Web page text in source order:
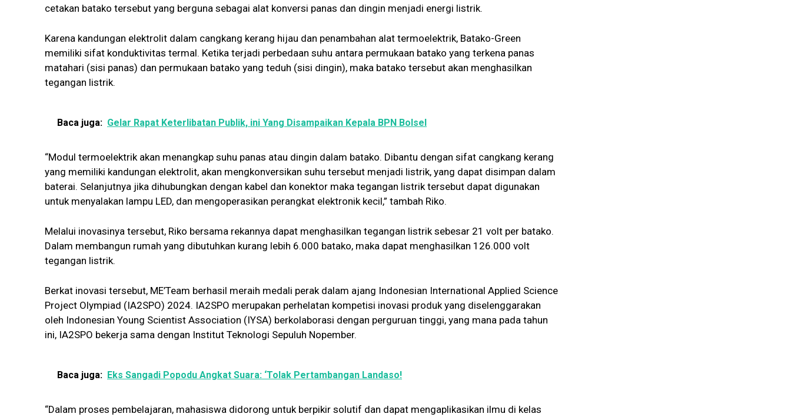
cetakan batako tersebut yang berguna sebagai alat konversi panas dan dingin menjadi energi listrik.
Karena kandungan elektrolit dalam cangkang kerang hijau dan penambahan alat termoelektrik, Batako-Green
memiliki sifat konduktivitas termal. Ketika terjadi perbedaan suhu antara permukaan batako yang terkena panas
matahari (sisi panas) dan permukaan batako yang teduh (sisi dingin), maka batako tersebut akan menghasilkan
tegangan listrik.
Baca juga: Gelar Rapat Keterlibatan Publik, ini Yang Disampaikan Kepala BPN Bolsel
“Modul termoelektrik akan menangkap suhu panas atau dingin dalam batako. Dibantu dengan sifat cangkang kerang
yang memiliki kandungan elektrolit, akan mengkonversikan suhu tersebut menjadi listrik, yang dapat disimpan dalam
baterai. Selanjutnya jika dihubungkan dengan kabel dan konektor maka tegangan listrik tersebut dapat digunakan
untuk menyalakan lampu LED, dan mengoperasikan perangkat elektronik kecil,” tambah Riko.
Melalui inovasinya tersebut, Riko bersama rekannya dapat menghasilkan tegangan listrik sebesar 21 volt per batako.
Dalam membangun rumah yang dibutuhkan kurang lebih 6.000 batako, maka dapat menghasilkan 126.000 volt
tegangan listrik.
Berkat inovasi tersebut, ME’Team berhasil meraih medali perak dalam ajang Indonesian International Applied Science
Project Olympiad (IA2SPO) 2024. IA2SPO merupakan perhelatan kompetisi inovasi produk yang diselenggarakan
oleh Indonesian Young Scientist Association (IYSA) berkolaborasi dengan perguruan tinggi, yang mana pada tahun
ini, IA2SPO bekerja sama dengan Institut Teknologi Sepuluh Nopember.
Baca juga: Eks Sangadi Popodu Angkat Suara: ‘Tolak Pertambangan Landaso!
“Dalam proses pembelajaran, mahasiswa didorong untuk berpikir solutif dan dapat mengaplikasikan ilmu di kelas